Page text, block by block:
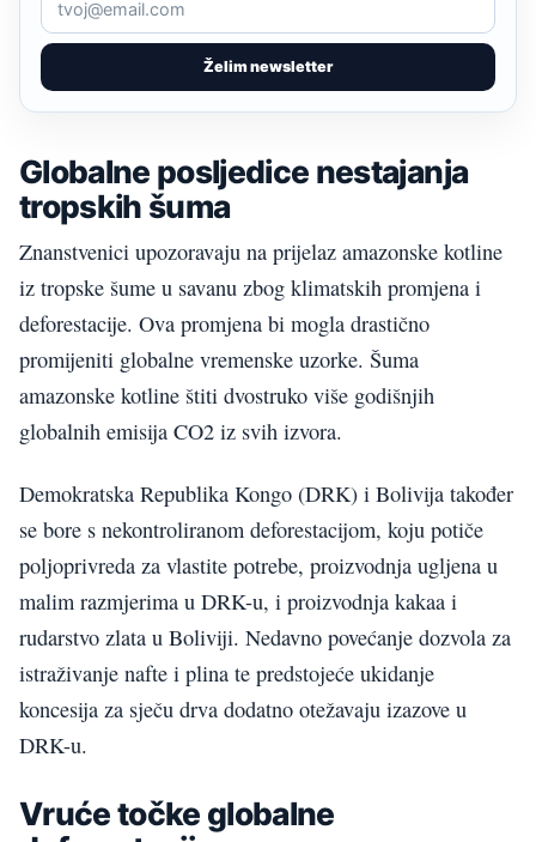
Želim newsletter
Globalne posljedice nestajanja
tropskih šuma
Znanstvenici upozoravaju na prijelaz amazonske kotline
iz tropske šume u savanu zbog klimatskih promjena i
deforestacije. Ova promjena bi mogla drastično
promijeniti globalne vremenske uzorke. Šuma
amazonske kotline štiti dvostruko više godišnjih
globalnih emisija CO2 iz svih izvora.
Demokratska Republika Kongo (DRK) i Bolivija također
se bore s nekontroliranom deforestacijom, koju potiče
poljoprivreda za vlastite potrebe, proizvodnja ugljena u
malim razmjerima u DRK-u, i proizvodnja kakaa i
rudarstvo zlata u Boliviji. Nedavno povećanje dozvola za
istraživanje nafte i plina te predstojeće ukidanje
koncesija za sječu drva dodatno otežavaju izazove u
DRK-u.
Vruće točke globalne